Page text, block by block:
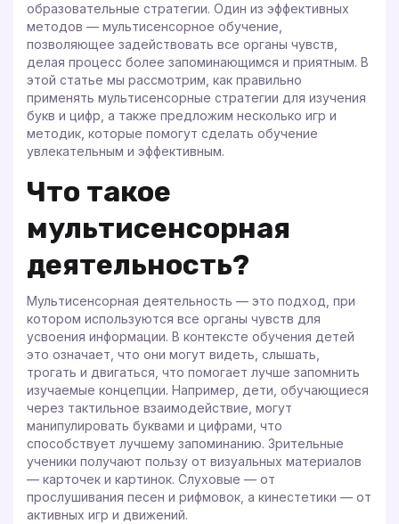
образовательные стратегии. Один из эффективных
методов — мультисенсорное обучение,
позволяющее задействовать все органы чувств,
делая процесс более запоминающимся и приятным. В
этой статье мы рассмотрим, как правильно
применять мультисенсорные стратегии для изучения
букв и цифр, а также предложим несколько игр и
методик, которые помогут сделать обучение
увлекательным и эффективным.
Что такое
мультисенсорная
деятельность?
Мультисенсорная деятельность — это подход, при
котором используются все органы чувств для
усвоения информации. В контексте обучения детей
это означает, что они могут видеть, слышать,
трогать и двигаться, что помогает лучше запомнить
изучаемые концепции. Например, дети, обучающиеся
через тактильное взаимодействие, могут
манипулировать буквами и цифрами, что
способствует лучшему запоминанию. Зрительные
ученики получают пользу от визуальных материалов
— карточек и картинок. Слуховые — от
прослушивания песен и рифмовок, а кинестетики — от
активных игр и движений.